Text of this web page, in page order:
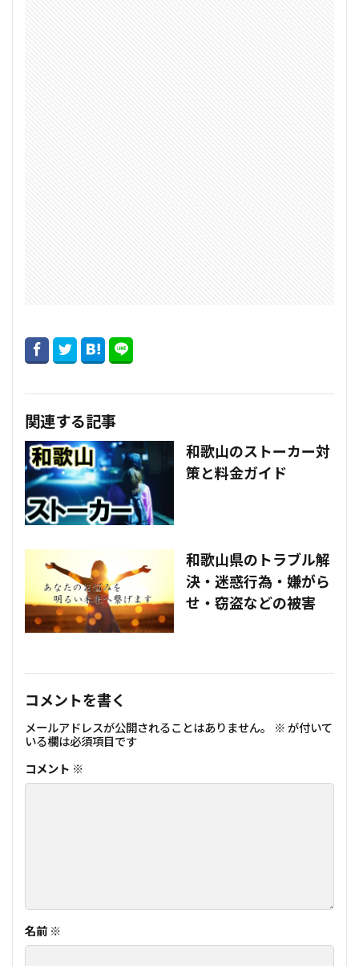
関連する記事
和歌山のストーカー対
策と料金ガイド
和歌山県のトラブル解
決・迷惑行為・嫌がら
せ・窃盗などの被害
コメントを書く
メールアドレスが公開されることはありません。 ※ が付いて
いる欄は必須項目です
コメント ※
名前 ※